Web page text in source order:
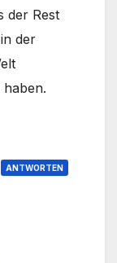
der Rest
der
ANTWORTEN